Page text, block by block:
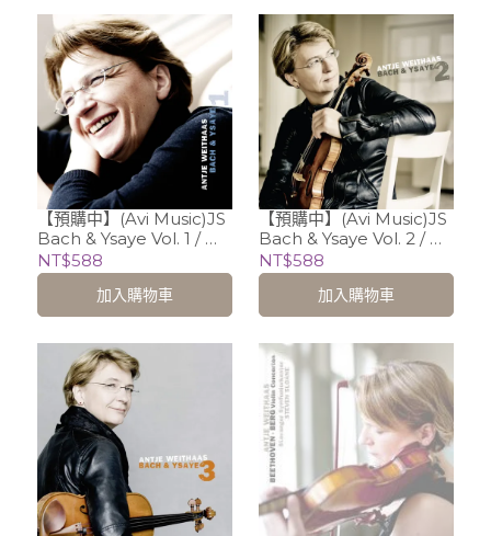
【預購中】(Avi Music)JS
Bach & Ysaye Vol. 1 / 維
特哈絲 Antje Weithaas
(小提琴)
NT$588
加入購物車
【預購中】(Avi Music)JS
Bach & Ysaye Vol. 2 / 維
特哈絲 Antje Weithaas
NT$588
加入購物車